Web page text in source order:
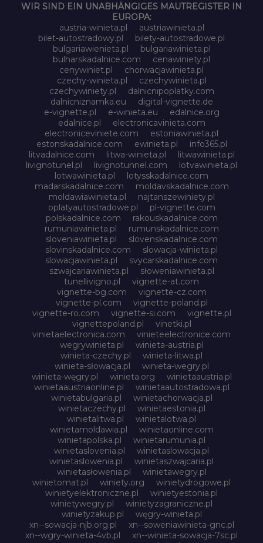
WIR SIND EIN UNABHÄNGIGES MAUTREGISTER IN
EUROPA:
austria-winieta.pl
austriawinieta.pl
bilet-autostradowy.pl
bilety-autostradowe.pl
bulgariawienieta.pl
bulgariawinieta.pl
bulharskadalnice.com
cenawiniety.pl
cenywiniet.pl
chorwacjawinieta.pl
czechy-winieta.pl
czechywinieta.pl
czechywiniety.pl
dalnicnipoplatky.com
dalnicniznamka.eu
digital-vignette.de
e-vignette.pl
e-winieta.eu
edalnice.org
edalnice.pl
electronicavinieta.com
electroniceviniete.com
estoniawinieta.pl
estonskadalnice.com
ewinieta.pl
info365.pl
litvadalnice.com
litwa-winieta.pl
litwawinieta.pl
livignotunel.pl
livignotunnel.com
lotvawinieta.pl
lotwawinieta.pl
lotysskadalnice.com
madarskadalnice.com
moldavskadalnice.com
moldawiawinieta.pl
najtanszewiniety.pl
oplatyautostradowe.pl
pl-vignette.com
polskadalnice.com
rakouskadalnice.com
rumuniawinieta.pl
rumunskadalnice.com
sloveniawinieta.pl
slovenskadalnice.com
slovinskadalnice.com
slowacja-winieta.pl
slowacjawinieta.pl
svycarskadalnice.com
szwajcariawinieta.pl
słoweniawinieta.pl
tunellivigno.pl
vignette-at.com
vignette-bg.com
vignette-cz.com
vignette-pl.com
vignette-poland.pl
vignette-ro.com
vignette-si.com
vignette.pl
vignettepoland.pl
vinetki.pl
vinietaelectronica.com
vinieteelectronice.com
wegrywinieta.pl
winieta-austria.pl
winieta-czechy.pl
winieta-litwa.pl
winieta-słowacja.pl
winieta-wegry.pl
winieta-węgry.pl
winieta.org
winietaaustria.pl
winietaaustriaonline.pl
winietaautostradowa.pl
winietabulgaria.pl
winietachorwacja.pl
winietaczechy.pl
winietaestonia.pl
winietalitwa.pl
winietalotwa.pl
winietamoldawia.pl
winietaonline.com
winietapolska.pl
winietarumunia.pl
winietaslovenia.pl
winietaslowacja.pl
winietaslowenia.pl
winietaszwajcaria.pl
winietasłowenia.pl
winietawegry.pl
winietomat.pl
winiety.org
winietydrogowe.pl
winietyelektroniczne.pl
winietyestonia.pl
winietywegry.pl
winietyzagraniczne.pl
winietyzakup.pl
węgry-winieta.pl
xn--sowacja-njb.org.pl
xn--soweniawinieta-gnc.pl
xn--wgry-winieta-4vb.pl
xn--winieta-sowacja-7sc.pl